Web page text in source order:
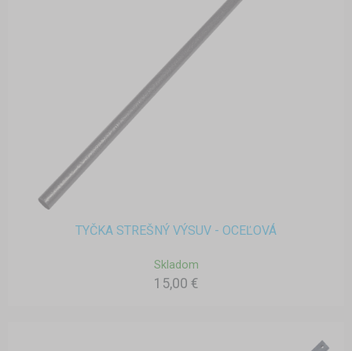
TYČKA STREŠNÝ VÝSUV - OCEĽOVÁ
Skladom
15,00 €